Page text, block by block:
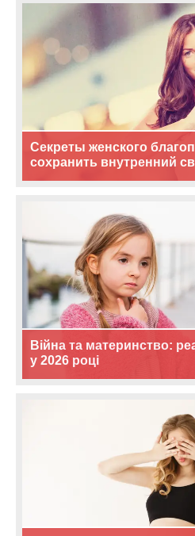
Секреты женского
сохранить внутренний
Війна та материнство:
у 2026 році